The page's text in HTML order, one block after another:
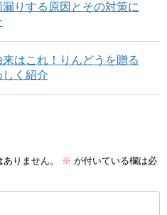
りする原因とその対策に
はこれ！りんどうを贈る
く紹介
りません。 ※ が付いている欄は必